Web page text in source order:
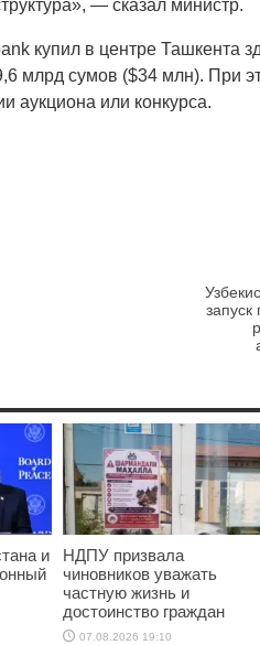
— сказал министр.
купил в центре Ташкента
млрд сумов ($34 млн). При
аукциона или конкурса.
и
НДПУ призвала
чиновников уважать
частную жизнь и
достоинство граждан
07.08.2026 19:10